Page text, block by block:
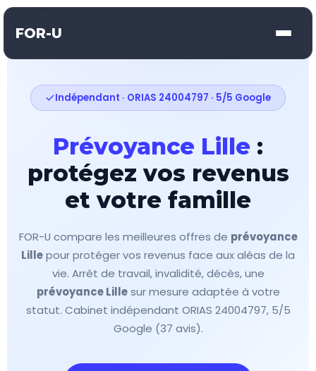
FOR-U
Indépendant · ORIAS 24004797 · 5/5 Google
Prévoyance Lille :
protégez vos revenus
et votre famille
FOR-U compare les meilleures offres de prévoyance
Lillepour protéger vos revenus face aux aléas de la
vie. Arrêt de travail, invalidité, décès, une
prévoyance Lillesur mesure adaptée à votre
statut. Cabinet indépendant ORIAS 24004797, 5/5
Google (37 avis).